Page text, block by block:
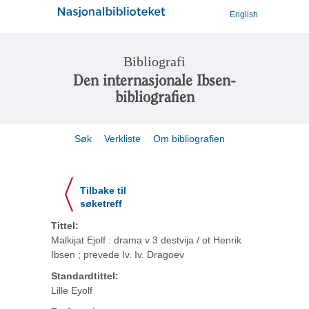
English
Bibliografi
Den internasjonale Ibsen-
bibliografien
Søk Verkliste Om bibliografien
Tilbake til
søketreff
Tittel:
Malkijat Ejolf : drama v 3 destvija / ot Henrik
Ibsen ; prevede Iv. Iv. Dragoev
Standardtittel:
Lille Eyolf